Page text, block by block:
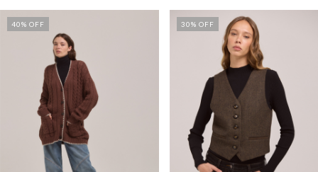
40% OFF 30% OFF